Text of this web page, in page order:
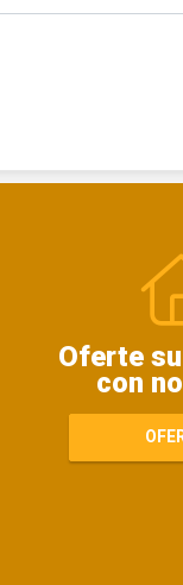
Oferte
con